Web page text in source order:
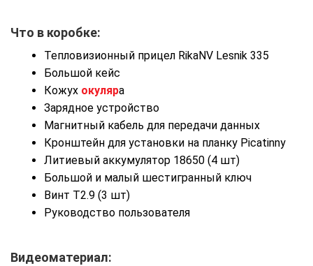
Что в коробке:
Тепловизионный прицел RikaNV Lesnik 335
Большой кейс
Кожух окуляра
Зарядное устройство
Магнитный кабель для передачи данных
Кронштейн для установки на планку Picatinny
Литиевый аккумулятор 18650 (4 шт)
Большой и малый шестигранный ключ
Винт T2.9 (3 шт)
Руководство пользователя
Видеоматериал: